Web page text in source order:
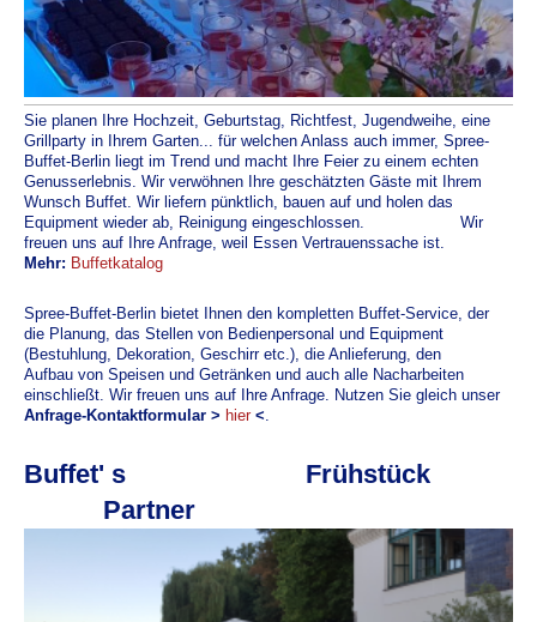
Sie planen Ihre Hochzeit, Geburtstag, Richtfest, Jugendweihe, eine
Grillparty in Ihrem Garten... für welchen Anlass auch immer, Spree-
Buffet-Berlin liegt im Trend und macht Ihre Feier zu einem echten
Genusserlebnis. Wir verwöhnen Ihre geschätzten Gäste mit Ihrem
Wunsch Buffet. Wir liefern pünktlich, bauen auf und holen das
Equipment wieder ab, Reinigung eingeschlossen.
Wir
freuen uns auf Ihre Anfrage, weil Essen Vertrauenssache ist.
Mehr: Buffetkatalog
Spree-Buffet-Berlin bietet Ihnen den kompletten Buffet-Service, der
die Planung, das Stellen von Bedienpersonal und Equipment
(Bestuhlung, Dekoration, Geschirr etc.), die Anlieferung, den
Aufbau von Speisen und Getränken und auch alle Nacharbeiten
einschließt. Wir freuen uns auf Ihre Anfrage. Nutzen Sie gleich unser
Anfrage-Kontaktformular > hier <.
Buffet' s
Frühstück
Partner